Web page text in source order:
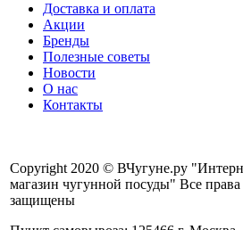
Доставка и оплата
Акции
Бренды
Полезные советы
Новости
О нас
Контакты
Copyright 2020 © ВЧугуне.ру
магазин чугунной посуды" Все права
защищены